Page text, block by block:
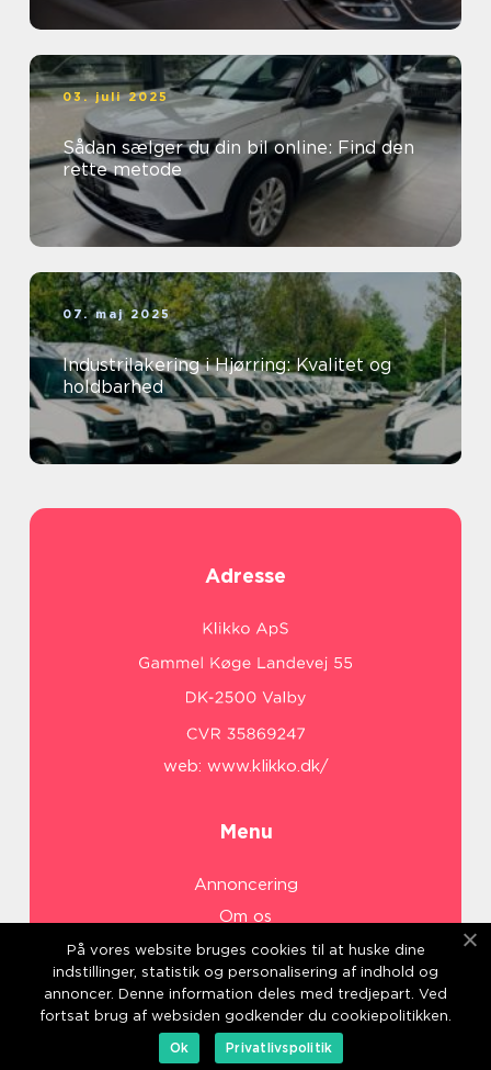
03. juli 2025
Sådan sælger du din bil online: Find den
rette metode
07. maj 2025
Industrilakering i Hjørring: Kvalitet og
holdbarhed
Adresse
web: www.klikko.dk/
Menu
Annoncering
Om os
Cookies
Kontakt os
Sitemap
På vores website bruges cookies til at huske dine
indstillinger, statistik og personalisering af indhold og
annoncer. Denne information deles med tredjepart. Ved
fortsat brug af websiden godkender du cookiepolitikken.
Ok
Privatlivspolitik